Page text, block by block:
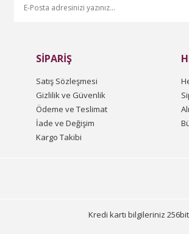
SİPARİŞ
Satış Sözleşmesi
Gizlilik ve Güvenlik
Ödeme ve Teslimat
İade ve Değişim
Kargo Takibi
Kredi kartı bilgileriniz